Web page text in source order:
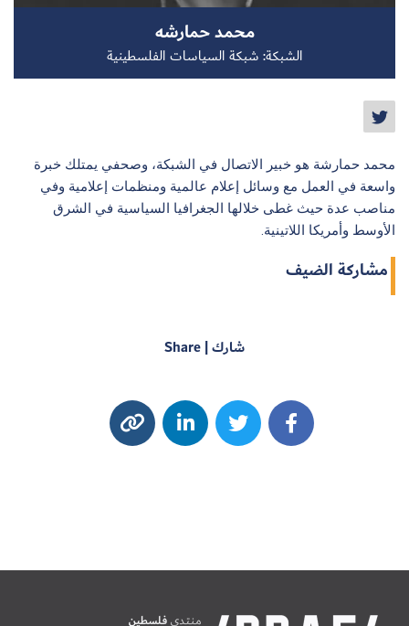
محمد حمارشه
الشبكة: شبكة السياسات الفلسطينية
محمد حمارشة هو خبير الاتصال في الشبكة، وصحفي يمتلك خبرة
واسعة في العمل مع وسائل إعلام عالمية ومنظمات إعلامية وفي
مناصب عدة حيث غطى خلالها الجغرافيا السياسية في الشرق
الأوسط وأمريكا اللاتينية.
مشاركة الضيف
شارك | Share